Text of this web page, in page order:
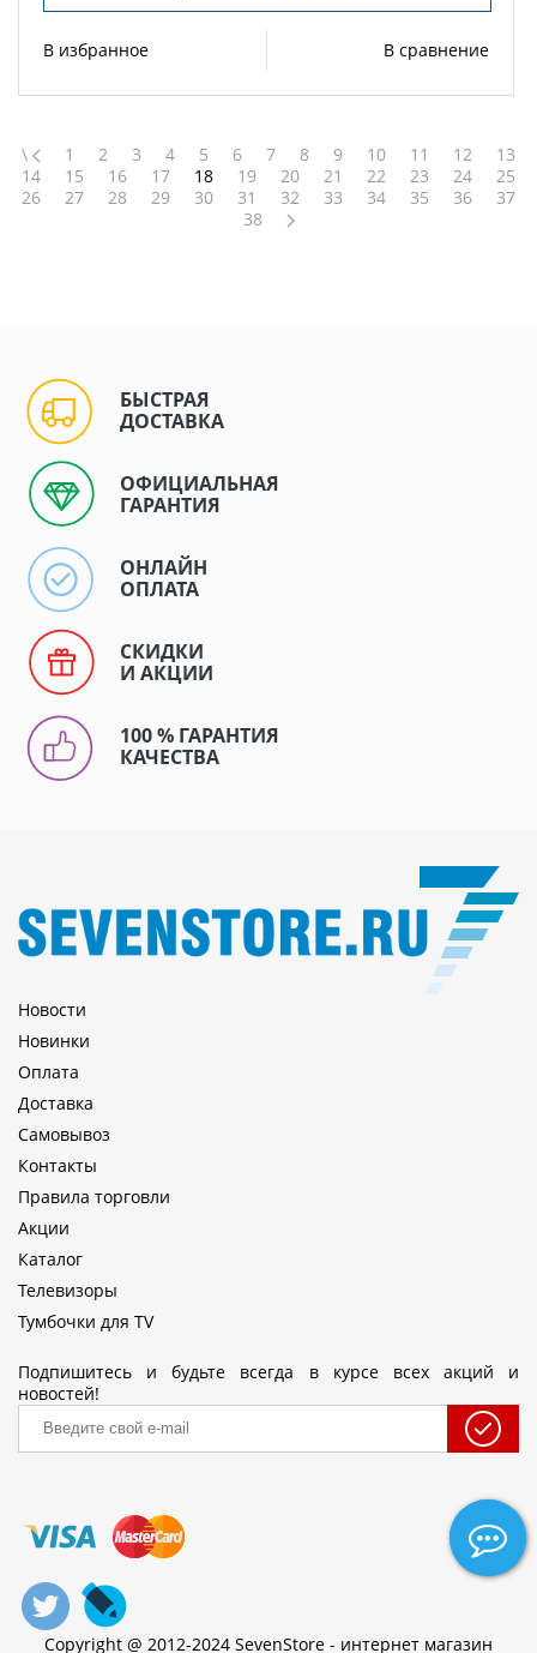
В избранное В сравнение
\ 1 2 3 4 5 6 7 8 9 10 11 12
13
14
15 16 17 18 19 20 21 22 23 24
25
26
27 28 29 30 31 32 33 34 35 36
37
38
БЫСТРАЯ
ДОСТАВКА
ОФИЦИАЛЬНАЯ
ГАРАНТИЯ
ОНЛАЙН
ОПЛАТА
СКИДКИ
И АКЦИИ
100 % ГАРАНТИЯ
КАЧЕСТВА
Новости
Новинки
Оплата
Доставка
Самовывоз
Контакты
Правила торговли
Акции
Каталог
Телевизоры
Тумбочки для TV
Подпишитесь и будьте всегда в курсе всех акций и
новостей!
Copyright @ 2012-2024 SevenStore - интернет магазин